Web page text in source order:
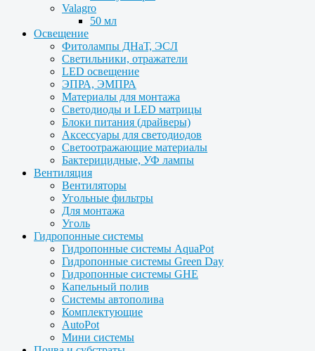
Valagro
50 мл
Освещение
Фитолампы ДНаТ, ЭСЛ
Светильники, отражатели
LED освещение
ЭПРА, ЭМПРА
Материалы для монтажа
Светодиоды и LED матрицы
Блоки питания (драйверы)
Аксессуары для светодиодов
Светоотражающие материалы
Бактерицидные, УФ лампы
Вентиляция
Вентиляторы
Угольные фильтры
Для монтажа
Уголь
Гидропонные системы
Гидропонные системы AquaPot
Гидропонные системы Green Day
Гидропонные системы GHE
Капельный полив
Системы автополива
Комплектующие
AutoPot
Мини системы